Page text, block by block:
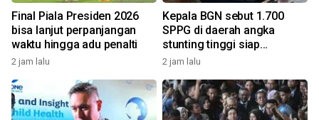
Final Piala Presiden 2026
bisa lanjut perpanjangan
waktu hingga adu penalti
2 jam lalu
Kepala BGN sebut 1.700
SPPG di daerah angka
stunting tinggi siap
beroperasi
2 jam lalu